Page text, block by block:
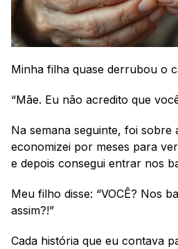
Minha filha quase derrubou o
“Mãe. Eu não acredito que
Na semana seguinte, foi sobre
economizei por meses para
e depois consegui entrar nos
Meu filho disse: “VOCÊ? Nos
assim?!”
Cada história que eu contava